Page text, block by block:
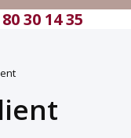
30 14 35